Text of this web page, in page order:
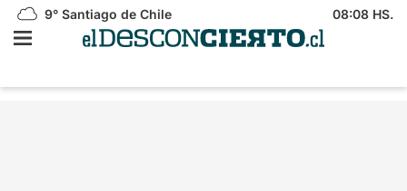
9° Santiago de Chile 08:08 HS.